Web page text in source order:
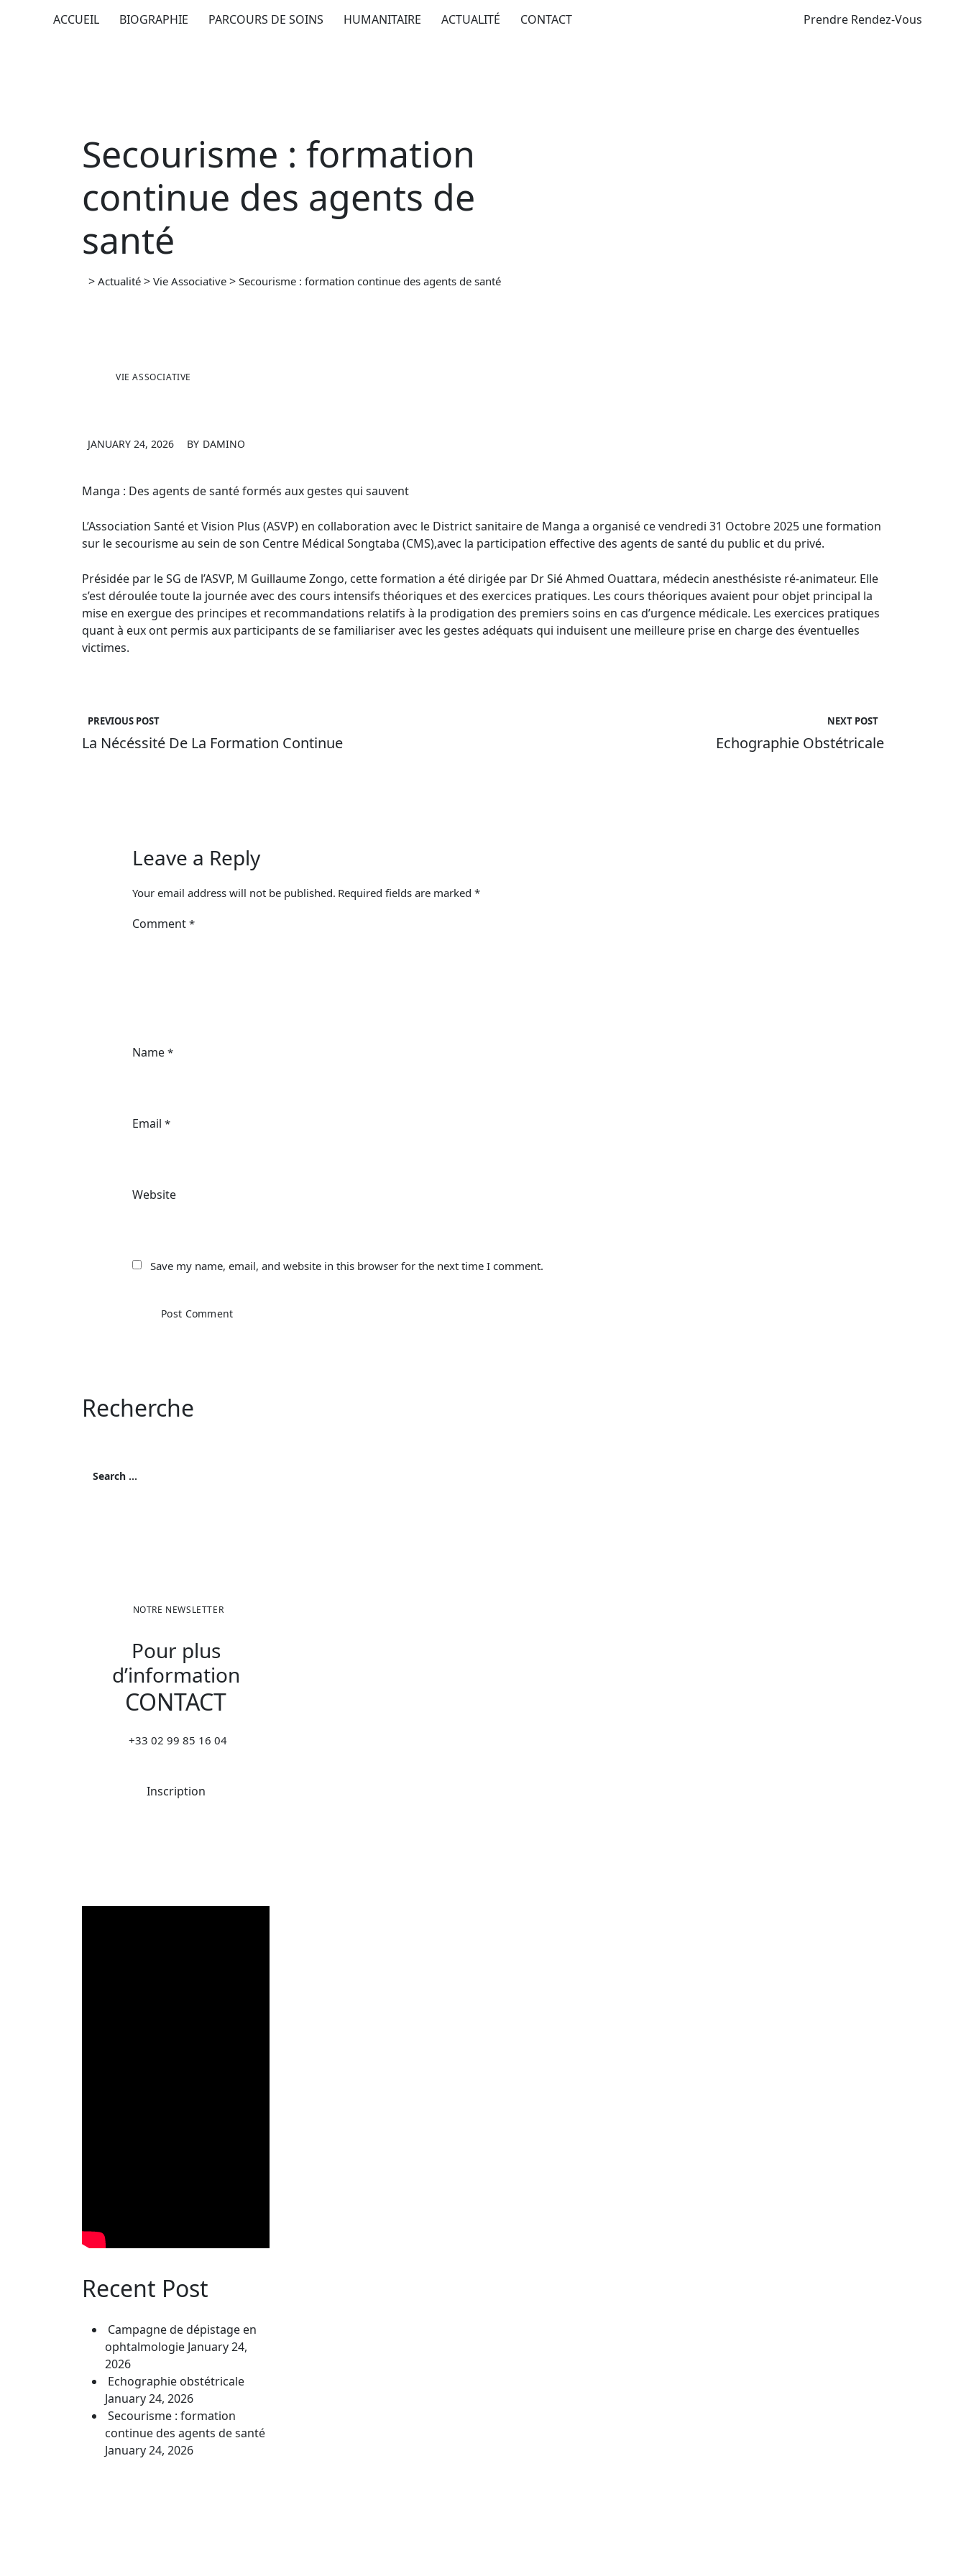
ACCUEIL BIOGRAPHIE PARCOURS DE SOINS HUMANITAIRE ACTUALITÉ CONTACT Prendre Rendez-Vous
Secourisme : formation
continue des agents de
santé
> Actualité > Vie Associative > Secourisme : formation continue des agents de santé
VIE ASSOCIATIVE
JANUARY 24, 2026 BY DAMINO
Manga : Des agents de santé formés aux gestes qui sauvent
L’Association Santé et Vision Plus (ASVP) en collaboration avec le District sanitaire de Manga a organisé ce vendredi 31 Octobre 2025 une formation
sur le secourisme au sein de son Centre Médical Songtaba (CMS),avec la participation effective des agents de santé du public et du privé.
Présidée par le SG de l’ASVP, M Guillaume Zongo, cette formation a été dirigée par Dr Sié Ahmed Ouattara, médecin anesthésiste ré-animateur. Elle
s’est déroulée toute la journée avec des cours intensifs théoriques et des exercices pratiques. Les cours théoriques avaient pour objet principal la
mise en exergue des principes et recommandations relatifs à la prodigation des premiers soins en cas d’urgence médicale. Les exercices pratiques
quant à eux ont permis aux participants de se familiariser avec les gestes adéquats qui induisent une meilleure prise en charge des éventuelles
victimes.
navigation
PREVIOUS POST
La Nécéssité De La Formation Continue
NEXT POST
Echographie Obstétricale
Leave a Reply
Your email address will not be published. Required fields are marked *
Comment *
Name *
Email *
Website
Save my name, email, and website in this browser for the next time I comment.
Recherche
for:
NOTRE NEWSLETTER
Pour plus
d’information
CONTACT
+33 02 99 85 16 04
Inscription
Recent Post
Campagne de dépistage en
ophtalmologie January 24,
2026
Echographie obstétricale
January 24, 2026
Secourisme : formation
continue des agents de santé
January 24, 2026